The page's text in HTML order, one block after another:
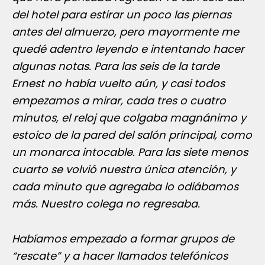
del hotel para estirar un poco las piernas
antes del almuerzo, pero mayormente me
quedé adentro leyendo e intentando hacer
algunas notas. Para las seis de la tarde
Ernest no había vuelto aún, y casi todos
empezamos a mirar, cada tres o cuatro
minutos, el reloj que colgaba magnánimo y
estoico de la pared del salón principal, como
un monarca intocable. Para las siete menos
cuarto se volvió nuestra única atención, y
cada minuto que agregaba lo odiábamos
más. Nuestro colega no regresaba.
Habíamos empezado a formar grupos de
“rescate” y a hacer llamados telefónicos